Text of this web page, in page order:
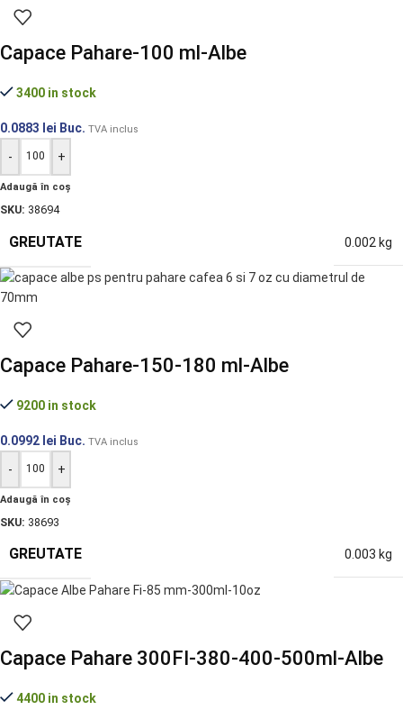
Capace Pahare-100 ml-Albe
3400 in stock
0.0883 lei Buc. TVA inclus
- +
Adaugă în coș
SKU: 38694
GREUTATE 0.002 kg
Capace Pahare-150-180 ml-Albe
9200 in stock
0.0992 lei Buc. TVA inclus
- +
Adaugă în coș
SKU: 38693
GREUTATE 0.003 kg
Capace Pahare 300FI-380-400-500ml-Albe
4400 in stock